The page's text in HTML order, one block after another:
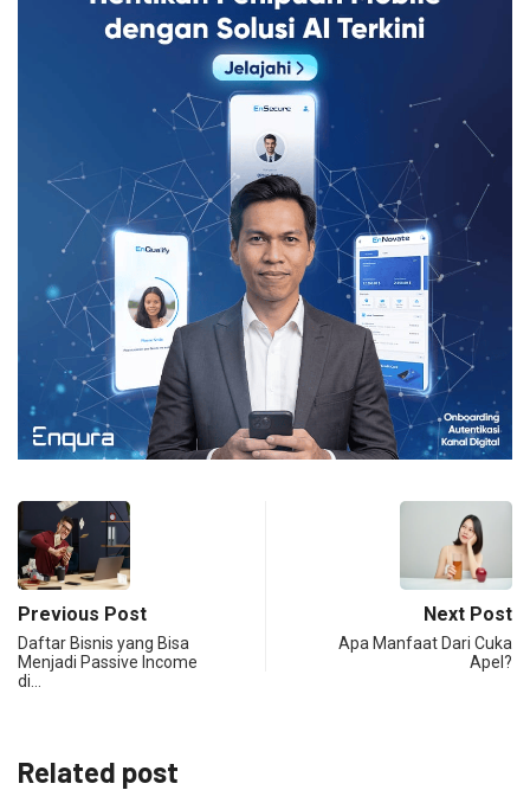
Previous Post
Daftar Bisnis yang Bisa
Menjadi Passive Income
di…
Next Post
Apa Manfaat Dari Cuka
Apel?
Related post